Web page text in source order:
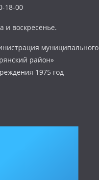
18-00
и воскресенье.
муниципального
район»
1975 год